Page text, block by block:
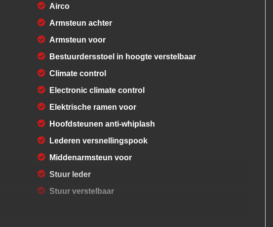
Airco
Armsteun achter
Armsteun voor
Bestuurdersstoel in hoogte verstelbaar
Climate control
Electronic climate control
Elektrische ramen voor
Hoofdsteunen anti-whiplash
Lederen versnellingspook
Middenarmsteun voor
Stuur leder
Stuur verstelbaar